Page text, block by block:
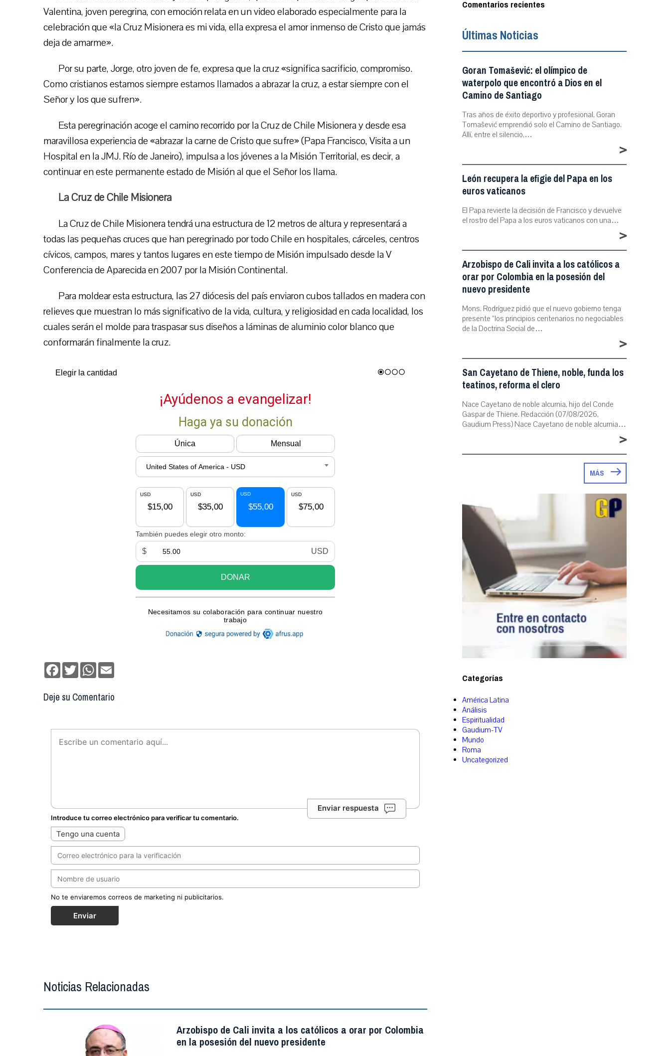
Valentina, joven peregrina, con emoción relata en un video elaborado especialmente para la
celebración que «la Cruz Misionera es mi vida, ella expresa el amor inmenso de Cristo que jamás
deja de amarme».
Por su parte, Jorge, otro joven de fe, expresa que la cruz «significa sacrificio, compromiso.
Como cristianos estamos siempre estamos llamados a abrazar la cruz, a estar siempre con el
Señor y los que sufren».
Esta peregrinación acoge el camino recorrido por la Cruz de Chile Misionera y desde esa
maravillosa experiencia de «abrazar la carne de Cristo que sufre» (Papa Francisco, Visita a un
Hospital en la JMJ. Río de Janeiro), impulsa a los jóvenes a la Misión Territorial, es decir, a
continuar en este permanente estado de Misión al que el Señor los llama.
La Cruz de Chile Misionera
La Cruz de Chile Misionera tendrá una estructura de 12 metros de altura y representará a
todas las pequeñas cruces que han peregrinado por todo Chile en hospitales, cárceles, centros
cívicos, campos, mares y tantos lugares en este tiempo de Misión impulsado desde la V
Conferencia de Aparecida en 2007 por la Misión Continental.
Para moldear esta estructura, las 27 diócesis del país enviaron cubos tallados en madera con
relieves que muestran lo más significativo de la vida, cultura, y religiosidad en cada localidad, los
cuales serán el molde para traspasar sus diseños a láminas de aluminio color blanco que
conformarán finalmente la cruz.
Facebook
TwitterWhatsApp
Deje su Comentario
Enviar respuesta
Introduce tu correo electrónico para verificar tu comentario.
Tengo una cuenta
No te enviaremos correos de marketing ni publicitarios.
Enviar
Noticias Relacionadas
Arzobispo de Cali invita a los católicos a orar por Colombia
en la posesión del nuevo presidente
Comentarios recientes
Últimas Noticias
Goran Tomašević: el olímpico de
waterpolo que encontró a Dios en el
Camino de Santiago
Tras años de éxito deportivo y profesional, Goran
Tomašević emprendió solo el Camino de Santiago.
Allí, entre el silencio,…
>
León recupera la efigie del Papa en los
euros vaticanos
El Papa revierte la decisión de Francisco y devuelve
el rostro del Papa a los euros vaticanos con una…
>
Arzobispo de Cali invita a los católicos a
orar por Colombia en la posesión del
nuevo presidente
Mons. Rodríguez pidió que el nuevo gobierno tenga
presente “los principios centenarios no negociables
de la Doctrina Social de…
>
San Cayetano de Thiene, noble, funda los
teatinos, reforma el clero
Nace Cayetano de noble alcurnia, hijo del Conde
Gaspar de Thiene. Redacción (07/08/2026,
Gaudium Press) Nace Cayetano de noble alcurnia…
>
MÁS
Categorías
América Latina
Análisis
Espiritualidad
Gaudium-TV
Mundo
Roma
Uncategorized